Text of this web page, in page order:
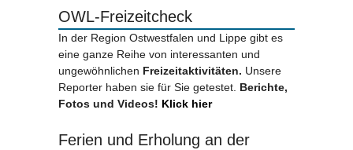
OWL-Freizeitcheck
In der Region Ostwestfalen und Lippe gibt es
eine ganze Reihe von interessanten und
ungewöhnlichen Freizeitaktivitäten. Unsere
Reporter haben sie für Sie getestet. Berichte,
Fotos und Videos! Klick hier
Ferien und Erholung an der